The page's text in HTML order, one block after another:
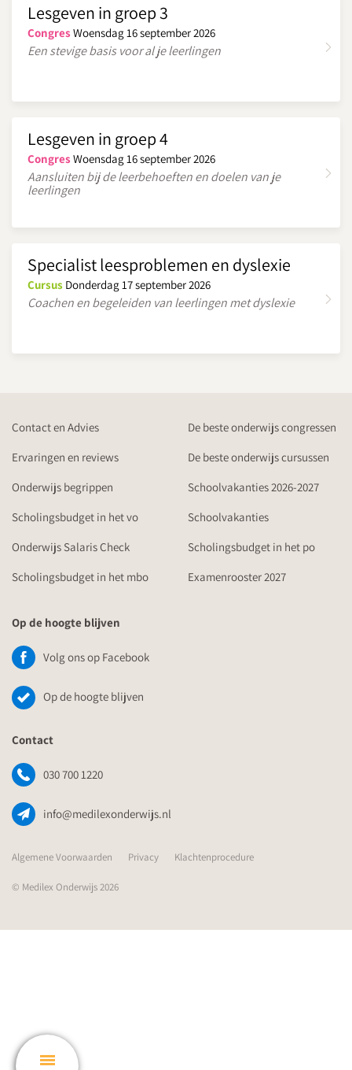
Lesgeven in groep 3
Congres Woensdag 16 september 2026
Een stevige basis voor al je leerlingen
Lesgeven in groep 4
Congres Woensdag 16 september 2026
Aansluiten bij de leerbehoeften en doelen van je
leerlingen
Specialist leesproblemen en dyslexie
Cursus Donderdag 17 september 2026
Coachen en begeleiden van leerlingen met dyslexie
Contact en Advies
De beste onderwijs congressen
Ervaringen en reviews
De beste onderwijs cursussen
Onderwijs begrippen
Schoolvakanties 2026-2027
Scholingsbudget in het vo
Schoolvakanties
Onderwijs Salaris Check
Scholingsbudget in het po
Scholingsbudget in het mbo
Examenrooster 2027
Op de hoogte blijven
Volg ons op Facebook
Op de hoogte blijven
Contact
030 700 1220
info@medilexonderwijs.nl
Algemene Voorwaarden Privacy Klachtenprocedure
© Medilex Onderwijs 2026